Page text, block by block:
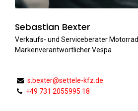
Sebastian Bexter
Verkaufs- und Serviceberater Motorrad
Markenverantwortlicher Vespa
s.bexter@settele-kfz.de
+49 731 2055995 18